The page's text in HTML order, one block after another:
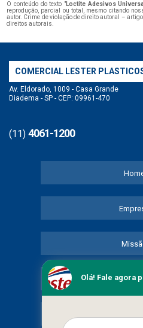
O conteúdo do texto "Loctite Adesivos
reprodução, parcial ou total, mesmo citando
autor. Crime de violação de direito autoral –
direitos autorais.
COMERCIAL LESTER
Av. Eldorado, 1009 - Casa Grande
Diadema - SP - CEP: 09961-470
(11) 4061-1200
Olá! Fale agora